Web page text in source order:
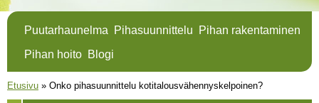
Puutarhaunelma Pihasuunnittelu
Pihan rakentaminen
Pihan hoito Blogi
Olet täällä
Etusivu » Onko pihasuunnittelu kotitalousvähennyskelpoinen?